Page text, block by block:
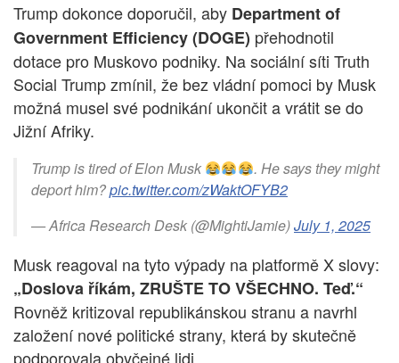
Trump dokonce doporučil, aby Department of
Government Efficiency (DOGE) přehodnotil
dotace pro Muskovo podniky. Na sociální síti Truth
Social Trump zmínil, že bez vládní pomoci by Musk
možná musel své podnikání ukončit a vrátit se do
Jižní Afriky.
Trump is tired of Elon Musk
. He says they might
deport him?pic.twitter.com/zWaktOFYB2
— Africa Research Desk (@MightiJamie)July 1, 2025
Musk reagoval na tyto výpady na platformě X slovy:
„Doslova říkám, ZRUŠTE TO VŠECHNO. Teď.“
Rovněž kritizoval republikánskou stranu a navrhl
založení nové politické strany, která by skutečně
podporovala obyčejné lidi.